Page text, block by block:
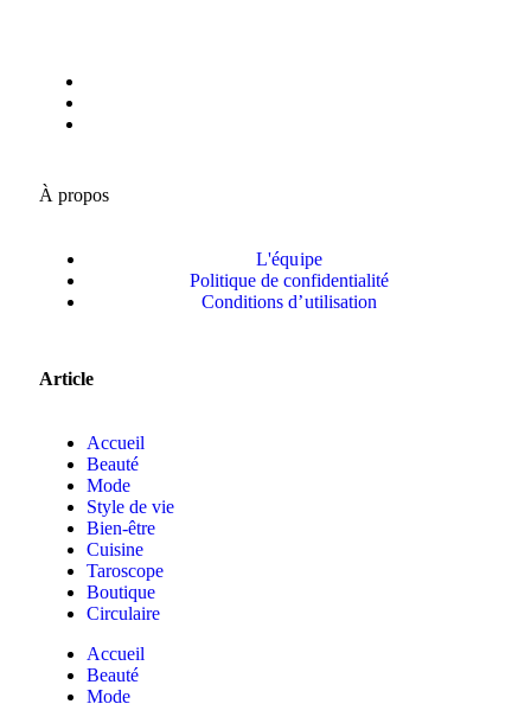
À propos
L'équipe
Politique de confidentialité
Conditions d’utilisation
Article
Accueil
Beauté
Mode
Style de vie
Bien-être
Cuisine
Taroscope
Boutique
Circulaire
Accueil
Beauté
Mode